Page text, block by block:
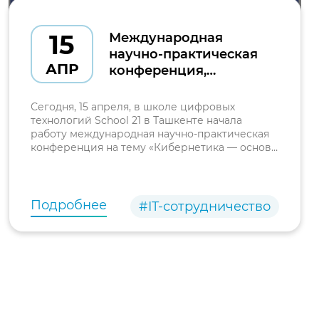
15
АПР
Международная
научно-практическая
конференция,
летию Института
кибернетики,
проходит в Ташкенте
Сегодня, 15 апреля, в школе цифровых
технологий School 21 в Ташкенте начала
работу международная научно-практическая
конференция на тему «Кибернетика — основа
Подробнее #IT-сотрудничество